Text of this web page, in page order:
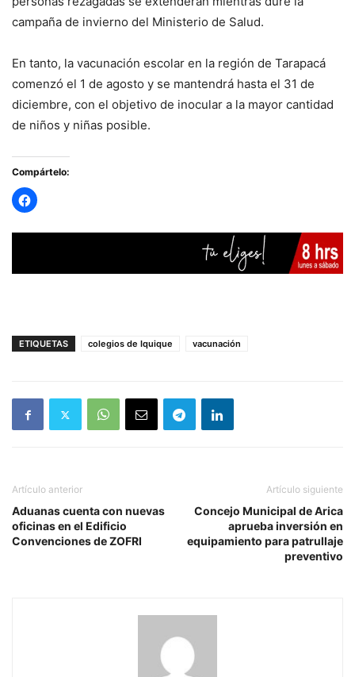
campaña de invierno del Ministerio de Salud.
En tanto, la vacunación escolar en la región de Tarapacá
comenzó el 1 de agosto y se mantendrá hasta el 31 de
diciembre, con el objetivo de inocular a la mayor cantidad
de niños y niñas posible.
Compártelo:
ETIQUETAS colegios de Iquique vacunación
Artículo anterior
Aduanas cuenta con nuevas
oficinas en el Edificio
Convenciones de ZOFRI
Artículo siguiente
Concejo Municipal de Arica
aprueba inversión en
equipamiento para patrullaje
preventivo